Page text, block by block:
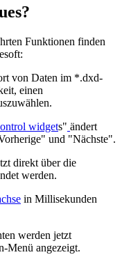
Funktionen finden
von Daten im *.dxd-
einen
widgets" ändert
und "Nächste".
direkt über die
werden.
in Millisekunden
werden jetzt
Menü angezeigt.